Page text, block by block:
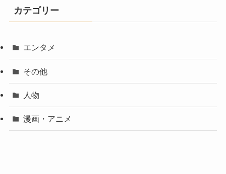
ブ
カテゴリー
エンタメ
その他
人物
漫画・アニメ